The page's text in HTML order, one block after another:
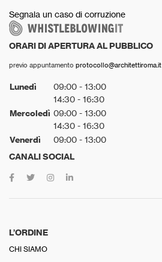
Segnala un caso di corruzione
ORARI DI APERTURA AL PUBBLICO
previo appuntamento protocollo@architettiroma.it
Lunedì
09:00 - 13:00
14:30 - 16:30
Mercoledì 09:00 - 13:00
14:30 - 16:30
Venerdì 09:00 - 13:00
CANALI SOCIAL
L’ORDINE
CHI SIAMO